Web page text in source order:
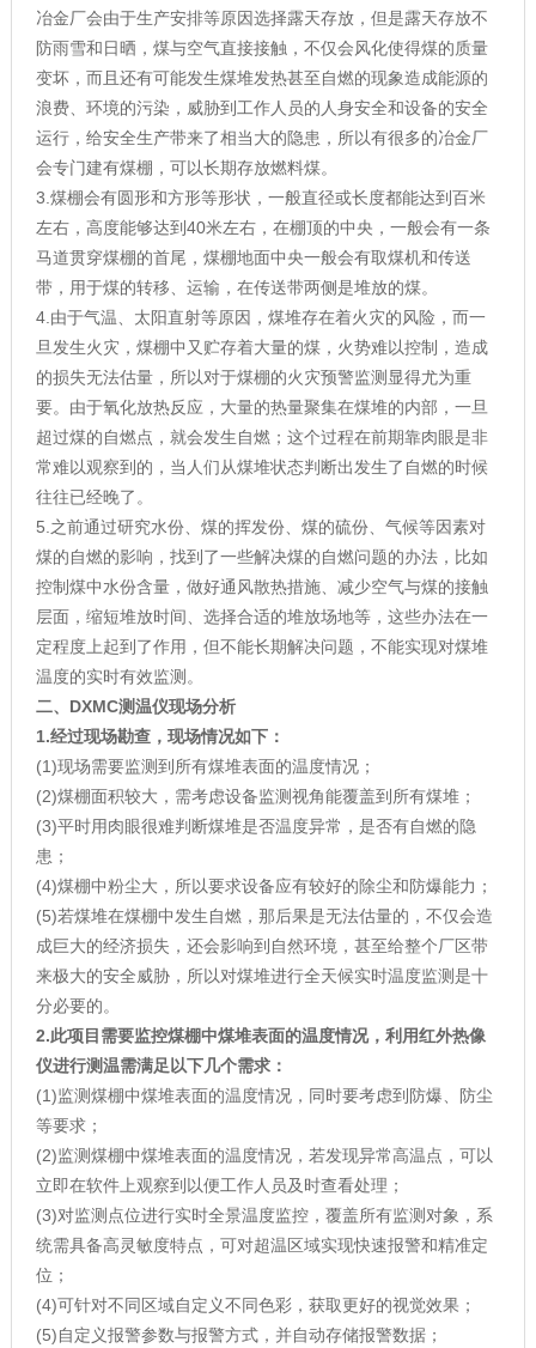
冶金厂会由于生产安排等原因选择露天存放，但是露天存放不
防雨雪和日晒，煤与空气直接接触，不仅会风化使得煤的质量
变坏，而且还有可能发生煤堆发热甚至自燃的现象造成能源的
浪费、环境的污染，威胁到工作人员的人身安全和设备的安全
运行，给安全生产带来了相当大的隐患，所以有很多的冶金厂
会专门建有煤棚，可以长期存放燃料煤。
3.煤棚会有圆形和方形等形状，一般直径或长度都能达到百米
左右，高度能够达到40米左右，在棚顶的中央，一般会有一条
马道贯穿煤棚的首尾，煤棚地面中央一般会有取煤机和传送
带，用于煤的转移、运输，在传送带两侧是堆放的煤。
4.由于气温、太阳直射等原因，煤堆存在着火灾的风险，而一
旦发生火灾，煤棚中又贮存着大量的煤，火势难以控制，造成
的损失无法估量，所以对于煤棚的火灾预警监测显得尤为重
要。由于氧化放热反应，大量的热量聚集在煤堆的内部，一旦
超过煤的自燃点，就会发生自燃；这个过程在前期靠肉眼是非
常难以观察到的，当人们从煤堆状态判断出发生了自燃的时候
往往已经晚了。
5.之前通过研究水份、煤的挥发份、煤的硫份、气候等因素对
煤的自燃的影响，找到了一些解决煤的自燃问题的办法，比如
控制煤中水份含量，做好通风散热措施、减少空气与煤的接触
层面，缩短堆放时间、选择合适的堆放场地等，这些办法在一
定程度上起到了作用，但不能长期解决问题，不能实现对煤堆
温度的实时有效监测。
二、 DXMC测温仪现场分析
1.经过现场勘查，现场情况如下：
(1)现场需要监测到所有煤堆表面的温度情况；
(2)煤棚面积较大，需考虑设备监测视角能覆盖到所有煤堆；
(3)平时用肉眼很难判断煤堆是否温度异常，是否有自燃的隐
患；
(4)煤棚中粉尘大，所以要求设备应有较好的除尘和防爆能力；
(5)若煤堆在煤棚中发生自燃，那后果是无法估量的，不仅会造
成巨大的经济损失，还会影响到自然环境，甚至给整个厂区带
来极大的安全威胁，所以对煤堆进行全天候实时温度监测是十
分必要的。
2.此项目需要监控煤棚中煤堆表面的温度情况，利用红外热像
仪进行测温需满足以下几个需求：
(1)监测煤棚中煤堆表面的温度情况，同时要考虑到防爆、防尘
等要求；
(2)监测煤棚中煤堆表面的温度情况，若发现异常高温点，可以
立即在软件上观察到以便工作人员及时查看处理；
(3)对监测点位进行实时全景温度监控，覆盖所有监测对象，系
统需具备高灵敏度特点，可对超温区域实现快速报警和精准定
位；
(4)可针对不同区域自定义不同色彩，获取更好的视觉效果；
(5)自定义报警参数与报警方式，并自动存储报警数据；